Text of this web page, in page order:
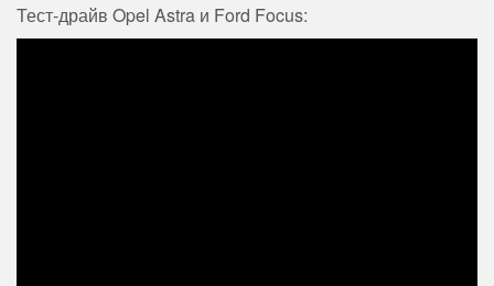
Тест-драйв Opel Astra и Ford Focus: